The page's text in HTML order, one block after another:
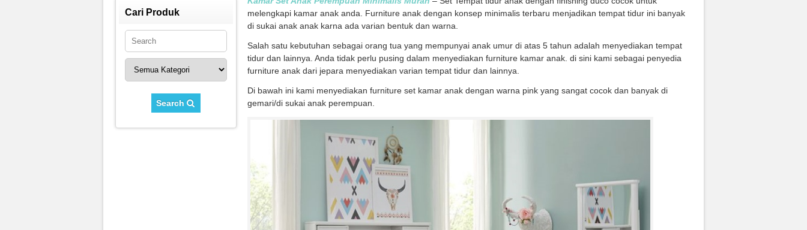
melengkapi kamar anak anda. Furniture anak dengan konsep minimalis terbaru menjadikan tempat tidur ini banyak
di sukai anak anak karna ada varian bentuk dan warna.
Salah satu kebutuhan sebagai orang tua yang mempunyai anak umur di atas 5 tahun adalah menyediakan tempat
tidur dan lainnya. Anda tidak perlu pusing dalam menyediakan furniture kamar anak. di sini kami sebagai penyedia
furniture anak dari jepara menyediakan varian tempat tidur dan lainnya.
Di bawah ini kami menyediakan furniture set kamar anak dengan warna pink yang sangat cocok dan banyak di
gemari/di sukai anak perempuan.
Cari Produk
Search